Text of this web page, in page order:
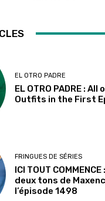
EL OTRO PADRE
EL OTRO PADRE : All
Outfits in the First
FRINGUES DE SÉRIES
ICI TOUT
deux tons de
l’épisode 1498